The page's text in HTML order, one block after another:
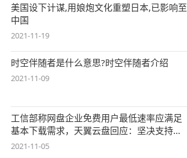
美国设下计谋,用娘炮文化重塑日本,已影响至
中国
2021-11-19
时空伴随者是什么意思?时空伴随者介绍
2021-11-09
工信部称网盘企业免费用户最低速率应满足
基本下载需求，天翼云盘回应：坚决支持，
始终
2021-11-05